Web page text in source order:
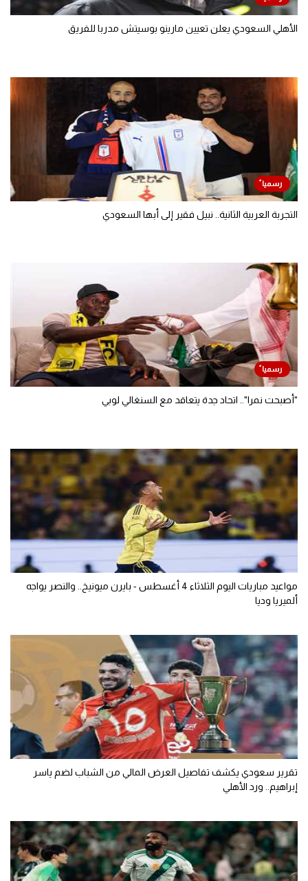
الأهلي السعودي يعلن تعيين مارينو بوسيتش مدربا للفريق
التجربة العربية الثانية.. نبيل فقير إلى أبها السعودي
"أصبحت نمرا".. اتحاد جدة يتعاقد مع السنغالي لوبي
مواعيد مباريات اليوم الثلاثاء 4 أغسطس - بايرن ميونيخ.. والنصر يواجه
ألميريا وديا
تقرير سعودي يكشف تفاصيل العرض المالي من الشباب لضم ياسر
إبراهيم.. ورد الأهلي